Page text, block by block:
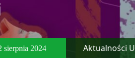
sierpnia 2024 Aktualności